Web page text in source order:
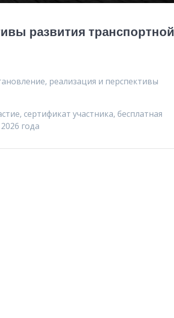
развития транспортной
реализация и перспективы
сертификат участника, бесплатная
года